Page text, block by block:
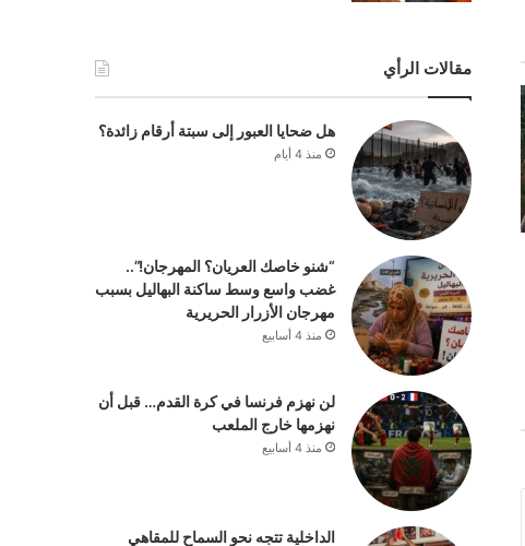
مقالات الرأي
هل ضحايا العبور إلى سبتة أرقام زائدة؟
منذ 4 أيام
“شنو خاصك العريان؟ المهرجان!”..
غضب واسع وسط ساكنة البهاليل بسبب
مهرجان الأزرار الحريرية
منذ 4 أسابيع
لن نهزم فرنسا في كرة القدم… قبل أن
نهزمها خارج الملعب
منذ 4 أسابيع
الداخلية تتجه نحو السماح للمقاهي